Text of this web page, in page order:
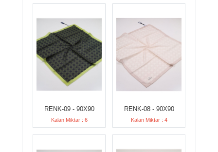
RENK-09 - 90X90
Kalan Miktar : 6
RENK-08 - 90X90
Kalan Miktar : 4